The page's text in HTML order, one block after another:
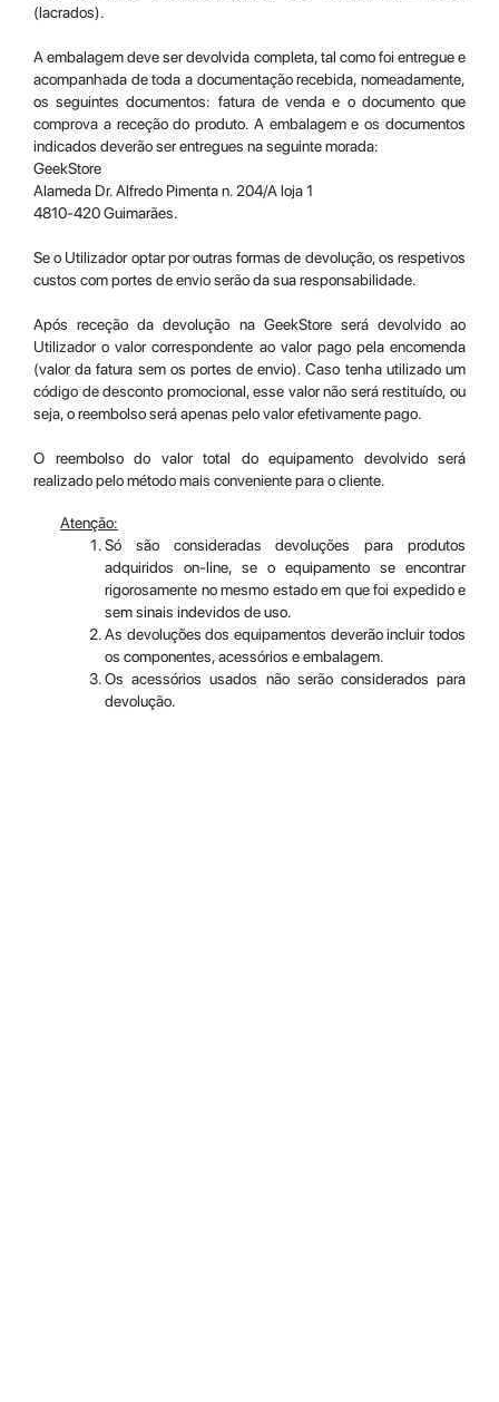
(lacrados).
A embalagem deve ser devolvida completa, tal como foi entregue e
acompanhada de toda a documentação recebida, nomeadamente,
os seguintes documentos: fatura de venda e o documento que
comprova a receção do produto. A embalagem e os documentos
indicados deverão ser entregues na seguinte morada:
GeekStore
Alameda Dr. Alfredo Pimenta n. 204/A loja 1
4810-420 Guimarães.
Se o Utilizador optar por outras formas de devolução, os respetivos
custos com portes de envio serão da sua responsabilidade.
Após receção da devolução na GeekStore será devolvido ao
Utilizador o valor correspondente ao valor pago pela encomenda
(valor da fatura sem os portes de envio). Caso tenha utilizado um
código de desconto promocional, esse valor não será restituído, ou
seja, o reembolso será apenas pelo valor efetivamente pago.
O reembolso do valor total do equipamento devolvido será
realizado pelo método mais conveniente para o cliente.
Atenção:
Só são consideradas devoluções para produtos
adquiridos on-line, se o equipamento se encontrar
rigorosamente no mesmo estado em que foi expedido e
sem sinais indevidos de uso.
As devoluções dos equipamentos deverão incluir todos
os componentes, acessórios e embalagem.
Os acessórios usados não serão considerados para
devolução.